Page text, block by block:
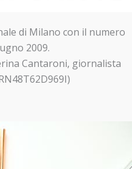
di Milano con il numero
2009.
Cantaroni, giornalista